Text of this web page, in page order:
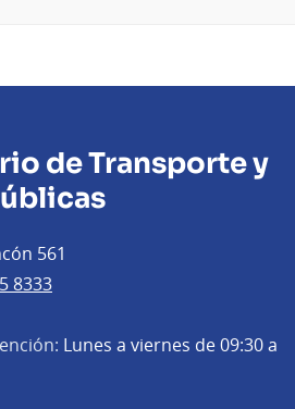
de Transporte y
561
8333
Lunes a viernes de 09:30 a